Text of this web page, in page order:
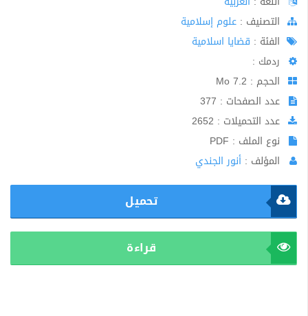
اﻟﺘﺼﻨﻴﻒ : علوم إسلامية
الفئة : قضايا اسلامية
ردمك :
الحجم : 7.2 Mo
عدد الصفحات : 377
عدد التحميلات : 2652
نوع الملف : PDF
المؤلف : أنور الجندي
تحميل
قراءة